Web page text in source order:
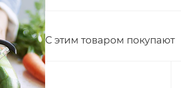
С этим товаром покупают